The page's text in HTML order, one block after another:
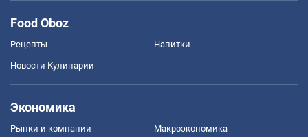
Food Oboz
Рецепты Напитки
Новости Кулинарии
Экономика
Рынки и компании Mакроэкономика